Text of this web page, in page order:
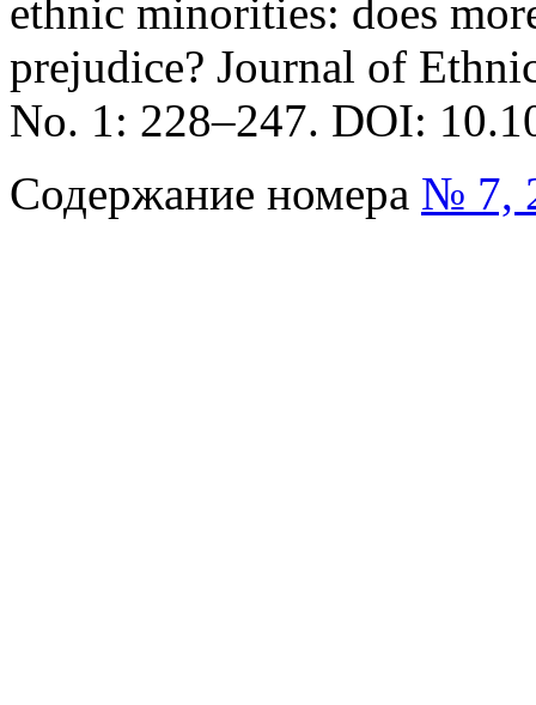
ethnic minorities: does
prejudice? Journal of
No. 1: 228–247. DOI:
Содержание номера № 7,